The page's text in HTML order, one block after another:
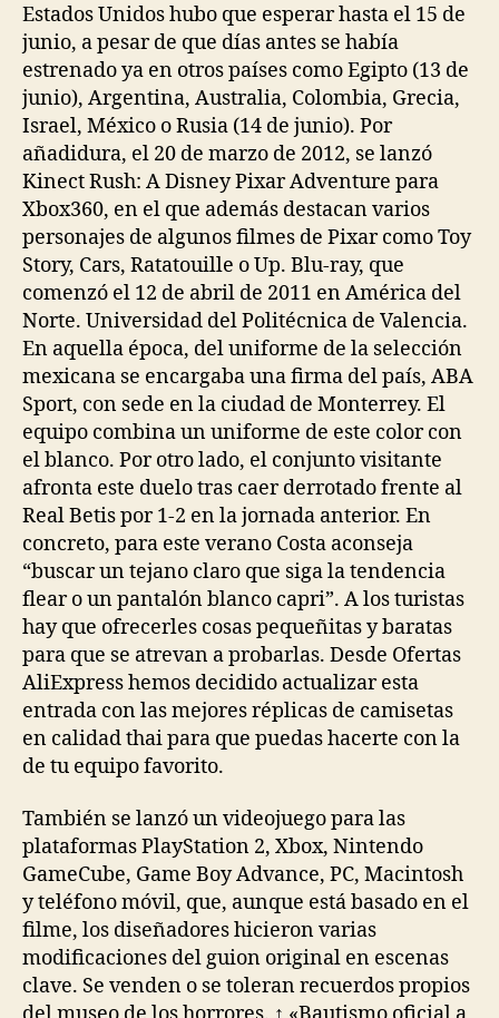
Estados Unidos hubo que esperar hasta el 15 de
junio, a pesar de que días antes se había
estrenado ya en otros países como Egipto (13 de
junio), Argentina, Australia, Colombia, Grecia,
Israel, México o Rusia (14 de junio). Por
añadidura, el 20 de marzo de 2012, se lanzó
Kinect Rush: A Disney Pixar Adventure para
Xbox360, en el que además destacan varios
personajes de algunos filmes de Pixar como Toy
Story, Cars, Ratatouille o Up. Blu-ray, que
comenzó el 12 de abril de 2011 en América del
Norte. Universidad del Politécnica de Valencia.
En aquella época, del uniforme de la selección
mexicana se encargaba una firma del país, ABA
Sport, con sede en la ciudad de Monterrey. El
equipo combina un uniforme de este color con
el blanco. Por otro lado, el conjunto visitante
afronta este duelo tras caer derrotado frente al
Real Betis por 1-2 en la jornada anterior. En
concreto, para este verano Costa aconseja
“buscar un tejano claro que siga la tendencia
flear o un pantalón blanco capri”. A los turistas
hay que ofrecerles cosas pequeñitas y baratas
para que se atrevan a probarlas. Desde Ofertas
AliExpress hemos decidido actualizar esta
entrada con las mejores réplicas de camisetas
en calidad thai para que puedas hacerte con la
de tu equipo favorito.
También se lanzó un videojuego para las
plataformas PlayStation 2, Xbox, Nintendo
GameCube, Game Boy Advance, PC, Macintosh
y teléfono móvil, que, aunque está basado en el
filme, los diseñadores hicieron varias
modificaciones del guion original en escenas
clave. Se venden o se toleran recuerdos propios